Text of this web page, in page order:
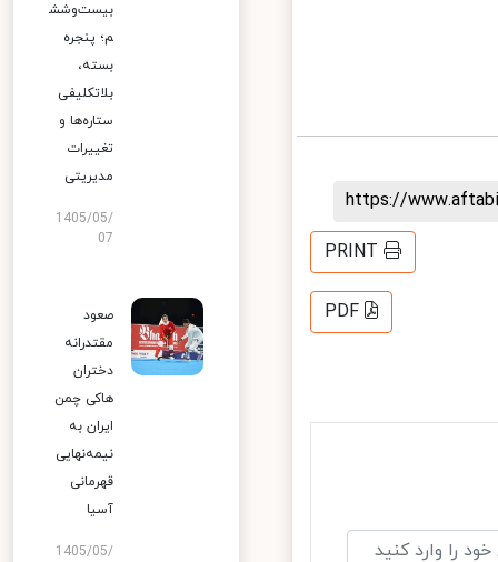
https://
PRINT
PDF
بیست‌وشش
م؛ پنجره
بسته،
بلاتکلیفی
ستاره‌ها و
تغییرات
مدیریتی
1405/05/
07
صعود
مقتدرانه
دختران
هاکی چمن
ایران به
نیمه‌نهایی
قهرمانی
آسیا
1405/05/